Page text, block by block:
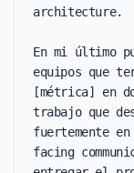
architecture.
En mi último
equipos que
[métrica] en
trabajo que
fuertemente
facing